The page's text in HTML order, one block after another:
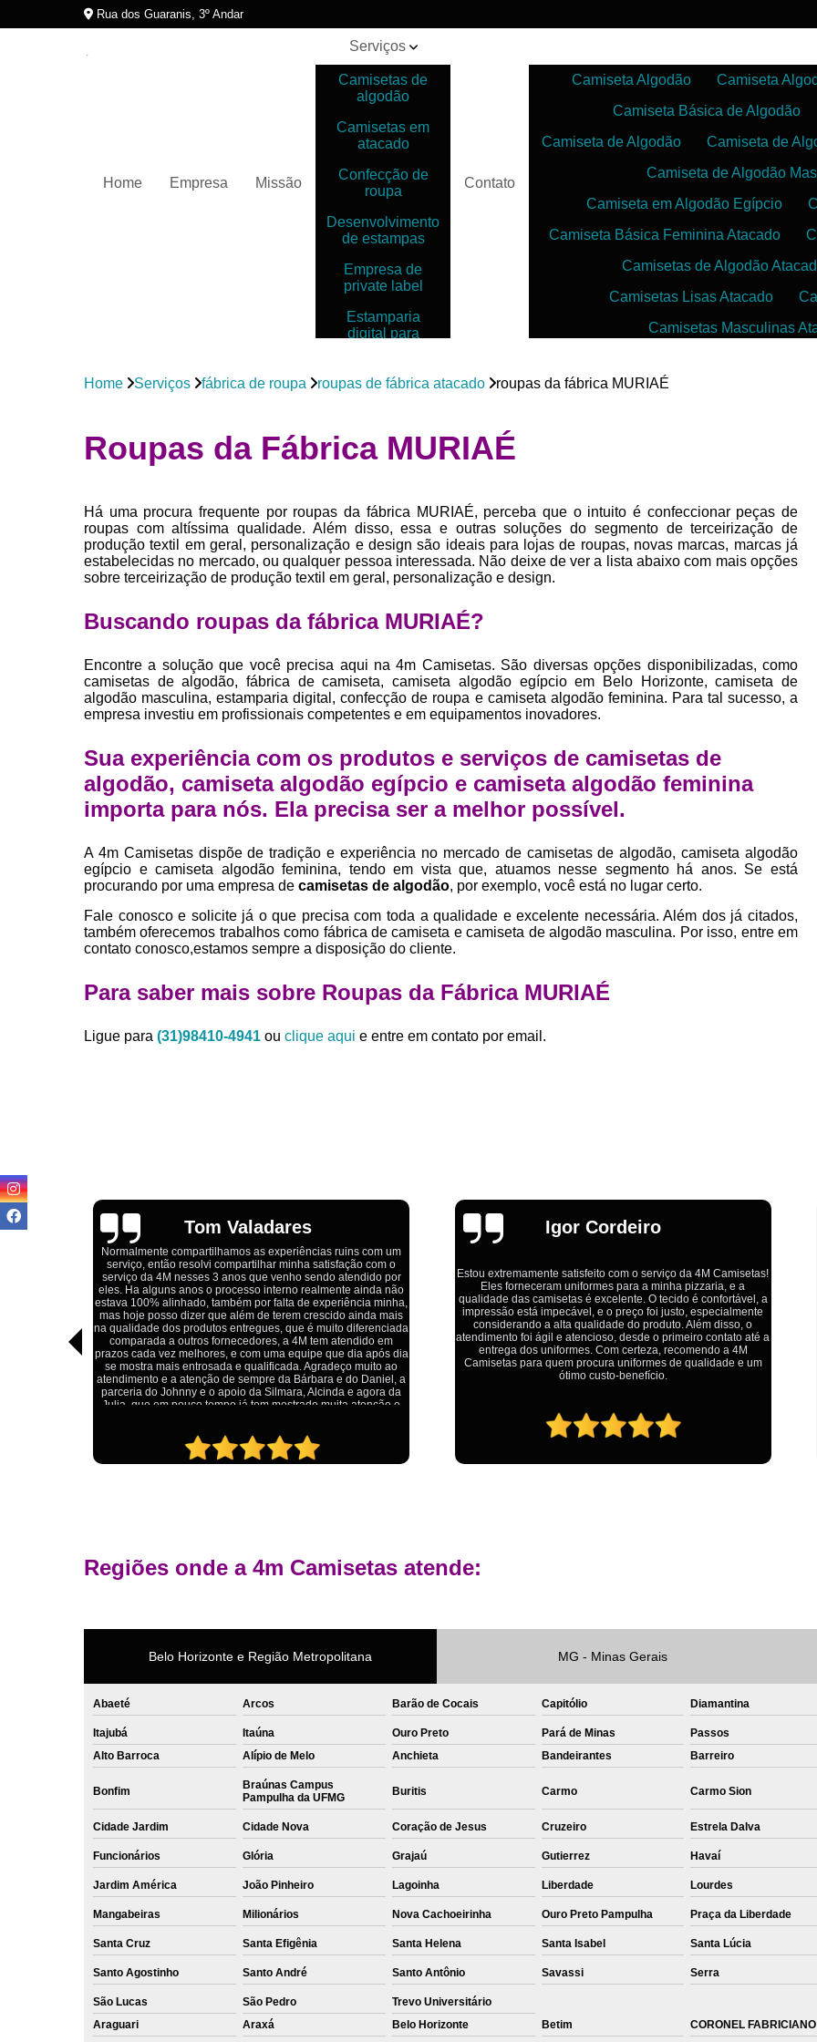
Rua dos Guaranis, 3º Andar
Home Empresa Missão
Serviços
Camisetas de
algodão
Camisetas em
atacado
Confecção de
roupa
Desenvolvimento
de estampas
Empresa de
private label
Estamparia
digital para
Estamparias
camiseta
Private label
para roupas
Private labels
Sublimação
Contato
Camiseta Algodão Camiseta
Camiseta Básica de Algodão
Camiseta de Algodão
Camiseta de
Camiseta de Algodão
Camiseta em Algodão Egípcio
Camiseta Básica Feminina Atacado
Camisetas de Algodão
Camisetas Lisas Atacado
Camisetas Masculinas
Camisetas para Sublimação
Confecção Roupas Fitness
Desenvolvimento de Coleção de
Desenvolvimento de Estampa Exclusiva
Desenvolvimento
Desenvolvimento de
Desenvolvimento de
Desenvolvimento
Desenvolvimento de Estampas
Desenvolvimento Estampa de
Private
Private Label para Pequenas
Private Label Roupas
Private Label Roupas Infantil
Private Label Roupas
Estamparia de Camiseta
Estamparia Digital em Tecido
Fábrica Camiseta
Fábrica Camisetas Algodão
Fábrica Camisetas
Fabrica Camisetas
Fabrica de Camisetas Lisas
Private Label para Roupa Minas Gerais
Private Label Roupas Femininas Recife
Private Label Biquínis
Private
Private Label Camisetas
Sublimação de Camisetas
Sublimação de Estampa em
Sublimação em Camisetas de
Sublimação em Tecido
Home Serviços fábrica de roupa roupas de fábrica atacado roupas da fábrica MURIAÉ
Roupas da Fábrica MURIAÉ
Há uma procura frequente por roupas da fábrica MURIAÉ, perceba que o intuito é confeccionar peças de
roupas com altíssima qualidade. Além disso, essa e outras soluções do segmento de terceirização de
produção textil em geral, personalização e design são ideais para lojas de roupas, novas marcas, marcas já
estabelecidas no mercado, ou qualquer pessoa interessada. Não deixe de ver a lista abaixo com mais opções
sobre terceirização de produção textil em geral, personalização e design.
Buscando roupas da fábrica MURIAÉ?
Encontre a solução que você precisa aqui na 4m Camisetas. São diversas opções disponibilizadas, como
camisetas de algodão, fábrica de camiseta, camiseta algodão egípcio em Belo Horizonte, camiseta de
algodão masculina, estamparia digital, confecção de roupa e camiseta algodão feminina. Para tal sucesso, a
empresa investiu em profissionais competentes e em equipamentos inovadores.
Sua experiência com os produtos e serviços de camisetas de
algodão, camiseta algodão egípcio e camiseta algodão feminina
importa para nós. Ela precisa ser a melhor possível.
A 4m Camisetas dispõe de tradição e experiência no mercado de camisetas de algodão, camiseta algodão
egípcio e camiseta algodão feminina, tendo em vista que, atuamos nesse segmento há anos. Se está
procurando por uma empresa de camisetas de algodão, por exemplo, você está no lugar certo.
Fale conosco e solicite já o que precisa com toda a qualidade e excelente necessária. Além dos já citados,
também oferecemos trabalhos como fábrica de camiseta e camiseta de algodão masculina. Por isso, entre em
contato conosco,estamos sempre a disposição do cliente.
Para saber mais sobre Roupas da Fábrica MURIAÉ
Ligue para (31)98410-4941 ou clique aqui e entre em contato por email.
Igor Cordeiro
Estou extremamente satisfeito com o serviço da 4M Camisetas!
Eles forneceram uniformes para a minha pizzaria, e a
qualidade das camisetas é excelente. O tecido é confortável, a
impressão está impecável, e o preço foi justo, especialmente
considerando a alta qualidade do produto. Além disso, o
atendimento foi ágil e atencioso, desde o primeiro contato até a
entrega dos uniformes. Com certeza, recomendo a 4M
Camisetas para quem procura uniformes de qualidade e um
ótimo custo-benefício.
Emília
Ótimo atendimento,todos muito educados, prestativos e que
colocam o cliente em primeiro lugar. Qualquer lugar tem
problemas,isso é fato, mas aqui na 4M tudo é resolvido com
calma e de forma que todos saem ganhando no final.
Regiões onde a 4m Camisetas atende:
Belo Horizonte e Região Metropolitana MG - Minas Gerais
Abaeté Arcos Barão de Cocais Capitólio Diamantina
Itajubá Itaúna Ouro Preto Pará de Minas Passos
Alto Barroca
Alípio de Melo Anchieta Bandeirantes Barreiro
Bonfim
Braúnas Campus
Pampulha da UFMG
Buritis Carmo Carmo Sion
Cidade Jardim Cidade Nova Coração de Jesus Cruzeiro Estrela Dalva
Funcionários Glória Grajaú Gutierrez Havaí
Jardim América João Pinheiro Lagoinha Liberdade Lourdes
Mangabeiras Milionários Nova Cachoeirinha Ouro Preto Pampulha Praça da Liberdade
Santa Cruz Santa Efigênia Santa Helena Santa Isabel Santa Lúcia
Santo Agostinho Santo André Santo Antônio Savassi Serra
São Lucas São Pedro
Trevo Universitário
Araguari
Araxá Belo Horizonte Betim CORONEL FABRICIANO